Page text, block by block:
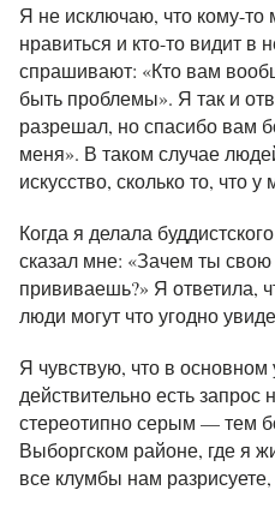
Я не исключаю, что кому-то
нравиться и кто-то видит
спрашивают: «Кто вам
быть проблемы». Я так и
разрешал, но спасибо вам
меня». В таком случае
искусство, сколько то, что
Когда я делала
сказал мне: «Зачем ты свою
прививаешь?» Я ответила,
люди могут что угодно
Я чувствую, что в основном
действительно есть запрос
стереотипно серым — тем
Выборгском районе, где я
все клумбы нам